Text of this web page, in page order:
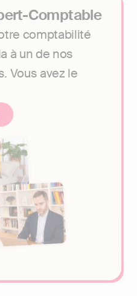
Comptable
comptabilité
à un de nos
Vous avez le